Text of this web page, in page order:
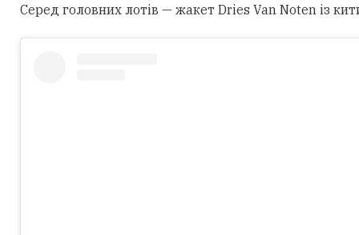
Серед головних лотів — жакет Dries Van Noten із